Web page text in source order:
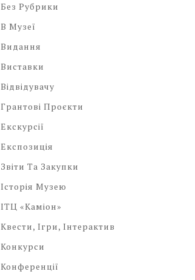
Без Рубрики
В Музеї
Видання
Виставки
Відвідувачу
Грантові Проєкти
Екскурсії
Експозиція
Звіти Та Закупки
Історія Музею
ІТЦ «Каміон»
Квести, Ігри, Інтерактив
Конкурси
Конференції